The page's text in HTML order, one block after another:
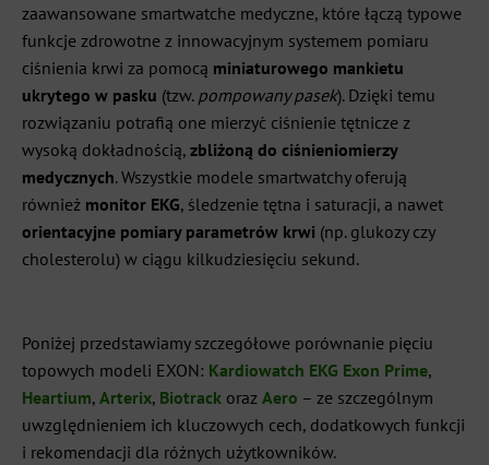
zaawansowane smartwatche medyczne, które łączą typowe
funkcje zdrowotne z innowacyjnym systemem pomiaru
ciśnienia krwi za pomocą miniaturowego mankietu
ukrytego w pasku (tzw. pompowany pasek). Dzięki temu
rozwiązaniu potrafią one mierzyć ciśnienie tętnicze z
wysoką dokładnością, zbliżoną do ciśnieniomierzy
medycznych. Wszystkie modele smartwatchy oferują
również monitor EKG, śledzenie tętna i saturacji, a nawet
orientacyjne pomiary parametrów krwi (np. glukozy czy
cholesterolu) w ciągu kilkudziesięciu sekund.
Poniżej przedstawiamy szczegółowe porównanie pięciu
topowych modeli EXON: Kardiowatch EKG Exon Prime,
Heartium, Arterix, Biotrack oraz Aero – ze szczególnym
uwzględnieniem ich kluczowych cech, dodatkowych funkcji
i rekomendacji dla różnych użytkowników.